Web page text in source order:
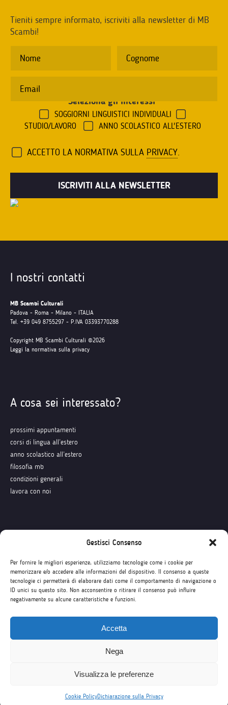
Gestisci Consenso
Per fornire le migliori esperienze, utilizziamo tecnologie come i cookie per
memorizzare e/o accedere alle informazioni del dispositivo. Il consenso a queste
tecnologie ci permetterà di elaborare dati come il comportamento di navigazione o
ID unici su questo sito. Non acconsentire o ritirare il consenso può influire
negativamente su alcune caratteristiche e funzioni.
Accetta
Nega
Visualizza le preferenze
Cookie PolicyDichiarazione sulla Privacy
Tieniti sempre informato, iscriviti alla newsletter di MB
Scambi!
Seleziona gli interessi
SOGGIORNI LINGUISTICI INDIVIDUALI
STUDIO/LAVORO
ANNO SCOLASTICO ALL'ESTERO
ACCETTO LA NORMATIVA SULLA PRIVACY.
I nostri contatti
MB Scambi Culturali
Padova - Roma - Milano - ITALIA
Tel. +39 049 8755297 - P.IVA 03393770288
Copyright MB Scambi Culturali ©2026
Leggi la normativa sulla privacy
A cosa sei interessato?
prossimi appuntamenti
corsi di lingua all’estero
anno scolastico all’estero
filosofia mb
condizioni generali
lavora con noi